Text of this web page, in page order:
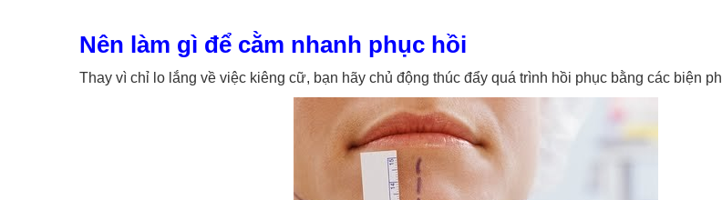
Nên làm gì để cằm nhanh phục hồi
Thay vì chỉ lo lắng về việc kiêng cữ, bạn hãy chủ động thúc đẩy quá trình hồi phục bằng các biện